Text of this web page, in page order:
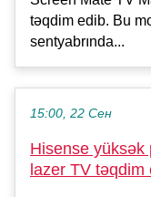
təqdim edib. Bu
sentyabrında...
15:00, 22 Сен
Hisense yüksək
lazer TV təqdim